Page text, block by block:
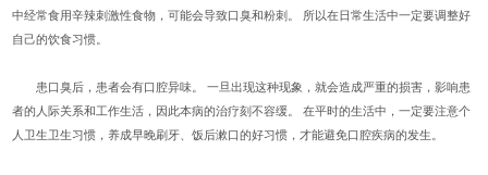
中经常食用辛辣刺激性食物，可能会导致口臭和粉刺。 所以在日常生活中一定要调整好
自己的饮食习惯。
患口臭后，患者会有口腔异味。 一旦出现这种现象，就会造成严重的损害，影响患
者的人际关系和工作生活，因此本病的治疗刻不容缓。 在平时的生活中，一定要注意个
人卫生卫生习惯，养成早晚刷牙、饭后漱口的好习惯，才能避免口腔疾病的发生。